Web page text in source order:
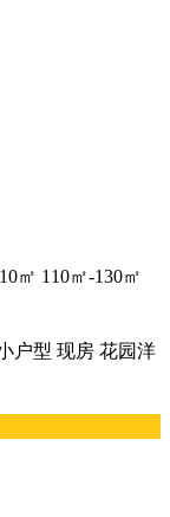
㎡ 110㎡-130㎡
户型 现房 花园洋